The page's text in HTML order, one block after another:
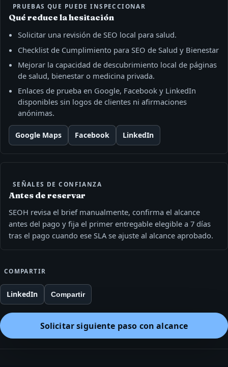
PRUEBAS QUE PUEDE INSPECCIONAR
Qué reduce la hesitación
Solicitar una revisión de SEO local para salud.
Checklist de Cumplimiento para SEO de Salud y Bienestar
Mejorar la capacidad de descubrimiento local de páginas
de salud, bienestar o medicina privada.
Enlaces de prueba en Google, Facebook y LinkedIn
disponibles sin logos de clientes ni afirmaciones
anónimas.
Google Maps Facebook LinkedIn
SEÑALES DE CONFIANZA
Antes de reservar
SEOH revisa el brief manualmente, confirma el alcance
antes del pago y fija el primer entregable elegible a 7 días
tras el pago cuando ese SLA se ajuste al alcance aprobado.
COMPARTIR
LinkedIn Compartir
Solicitar siguiente paso con alcance